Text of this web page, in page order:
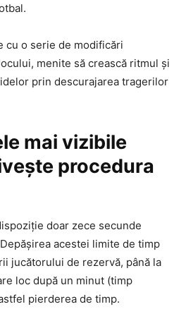
cu o serie de modificări
menite să crească ritmul și
prin descurajarea tragerilor
mai vizibile
procedura
doar zece secunde
acestei limite de timp
jucătorului de rezervă, până la
loc după un minut (timp
pierderea de timp.